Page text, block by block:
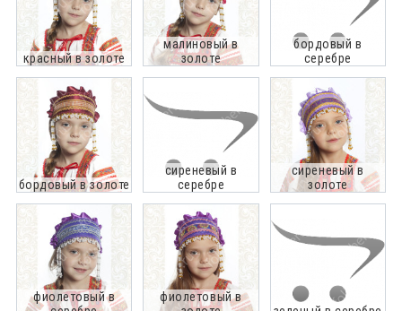
красный в золоте
малиновый в
золоте
бордовый в
серебре
бордовый в золоте
сиреневый в
серебре
сиреневый в
золоте
фиолетовый в
фиолетовый в